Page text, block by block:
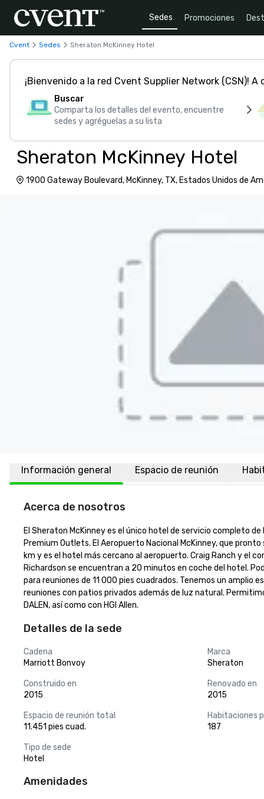
Sedes Promociones
Cvent Sedes Sheraton McKinney Hotel
¡Bienvenido a la red Cvent Supplier Network (CSN)!
Buscar
Comparta los detalles del evento, encuentre
sedes y agréguelas a su lista
Sheraton McKinney Hotel
1900 Gateway Boulevard, McKinney, TX, Estados Unidos de
Información general Espacio de reunión
Acerca de nosotros
El Sheraton McKinney es el único hotel de servicio completo
Premium Outlets. El Aeropuerto Nacional McKinney, que
km y es el hotel más cercano al aeropuerto. Craig Ranch y el
Richardson se encuentran a 20 minutos en coche del hotel.
para reuniones de 11 000 pies cuadrados. Tenemos un
reuniones con patios privados además de luz natural.
DALEN, así como con HGI Allen.
Detalles de la sede
Cadena
Marriott Bonvoy
Marca
Sheraton
Construido en
2015
Renovado en
2015
Espacio de reunión total
11.451 pies cuad.
Habitaciones
187
Tipo de sede
Hotel
Amenidades